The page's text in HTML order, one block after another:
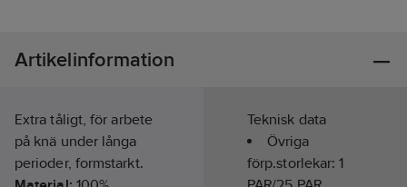
Artikelinformation
Extra tåligt, för arbete
på knä under långa
perioder, formstarkt.
Teknisk data
Övriga
förp.storlekar:1